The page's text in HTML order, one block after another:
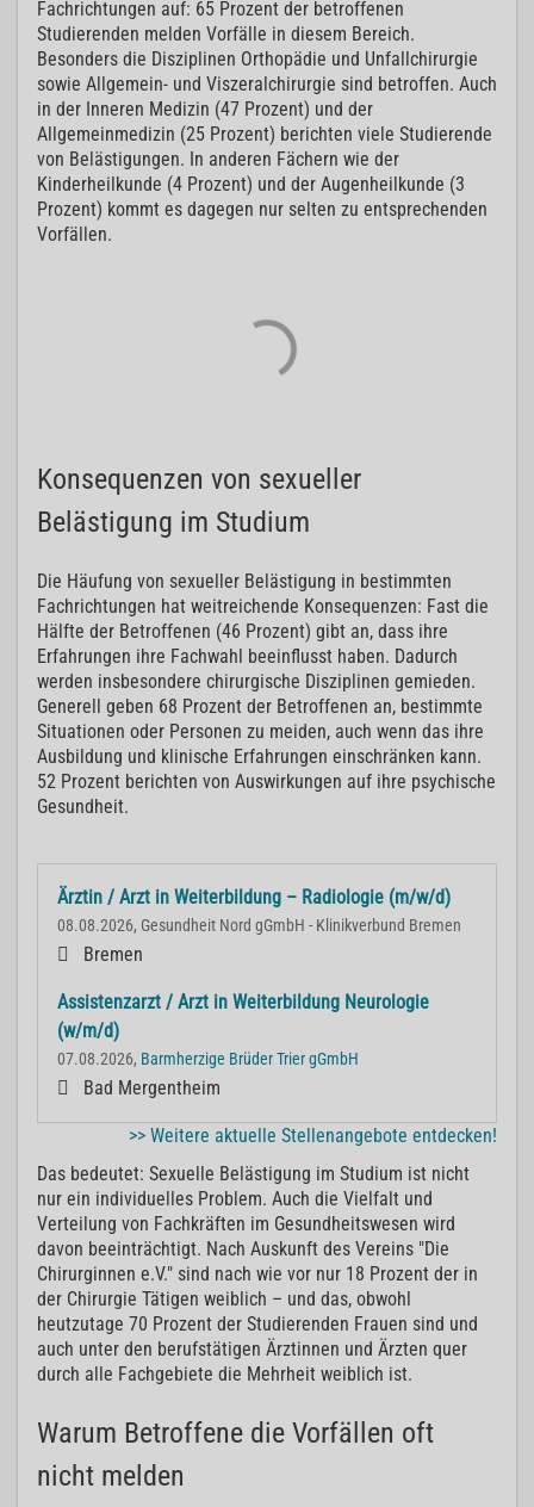
Fachrichtungen auf: 65 Prozent der betroffenen
Studierenden melden Vorfälle in diesem Bereich.
Besonders die Disziplinen Orthopädie und Unfallchirurgie
sowie Allgemein- und Viszeralchirurgie sind betroffen. Auch
in der Inneren Medizin (47 Prozent) und der
Allgemeinmedizin (25 Prozent) berichten viele Studierende
von Belästigungen. In anderen Fächern wie der
Kinderheilkunde (4 Prozent) und der Augenheilkunde (3
Prozent) kommt es dagegen nur selten zu entsprechenden
Vorfällen.
Konsequenzen von sexueller
Belästigung im Studium
Die Häufung von sexueller Belästigung in bestimmten
Fachrichtungen hat weitreichende Konsequenzen: Fast die
Hälfte der Betroffenen (46 Prozent) gibt an, dass ihre
Erfahrungen ihre Fachwahl beeinflusst haben. Dadurch
werden insbesondere chirurgische Disziplinen gemieden.
Generell geben 68 Prozent der Betroffenen an, bestimmte
Situationen oder Personen zu meiden, auch wenn das ihre
Ausbildung und klinische Erfahrungen einschränken kann.
52 Prozent berichten von Auswirkungen auf ihre psychische
Gesundheit.
Ärztin / Arzt in Weiterbildung – Radiologie (m/w/d)
08.08.2026, Gesundheit Nord gGmbH - Klinikverbund Bremen
Bremen
Assistenzarzt / Arzt in Weiterbildung Neurologie
(w/m/d)
07.08.2026, Barmherzige Brüder Trier gGmbH
Bad Mergentheim
>> Weitere aktuelle Stellenangebote entdecken!
Das bedeutet: Sexuelle Belästigung im Studium ist nicht
nur ein individuelles Problem. Auch die Vielfalt und
Verteilung von Fachkräften im Gesundheitswesen wird
davon beeinträchtigt. Nach Auskunft des Vereins "Die
Chirurginnen e.V." sind nach wie vor nur 18 Prozent der in
der Chirurgie Tätigen weiblich – und das, obwohl
heutzutage 70 Prozent der Studierenden Frauen sind und
auch unter den berufstätigen Ärztinnen und Ärzten quer
durch alle Fachgebiete die Mehrheit weiblich ist.
Warum Betroffene die Vorfällen oft
nicht melden